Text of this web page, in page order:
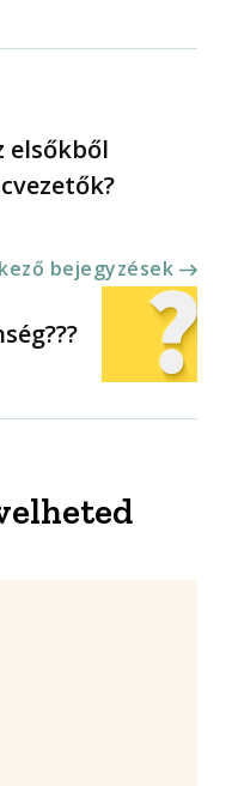
elsőkből
bejegyzések